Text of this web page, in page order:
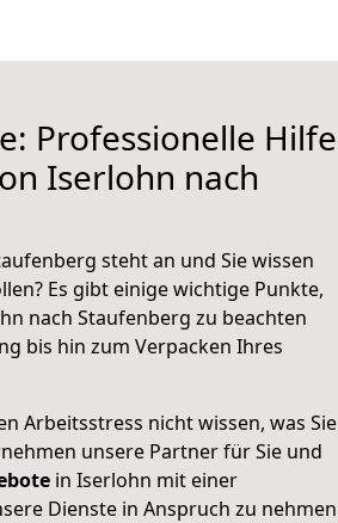
Professionelle Hilfe
Iserlohn nach
steht an und Sie wissen
Es gibt einige wichtige Punkte,
nach Staufenberg zu beachten
bis hin zum Verpacken Ihres
Arbeitsstress nicht wissen, was Sie
unsere Partner für Sie und
in Iserlohn mit einer
Dienste in Anspruch zu nehmen